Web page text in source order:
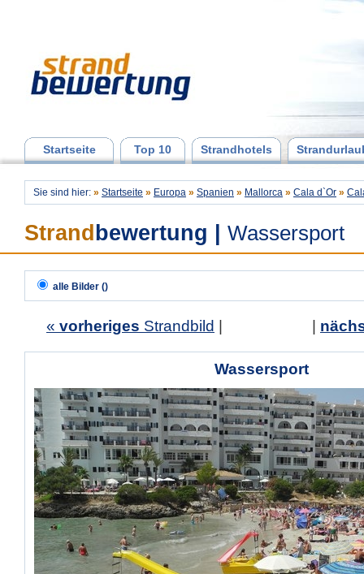
Startseite Top 10 Strandhotels
Sie sind hier: » Startseite » Europa » Spanien » Mallorca » Cala d`Or »
Strand bewertung Wassersport
alle Bilder ()
« vorheriges Strandbild
Wassersport